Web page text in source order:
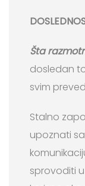
Šta
dosledan
svim
Stalno
upoznati
sprovoditi